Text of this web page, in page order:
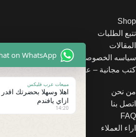
Shop
تتبع الطلبات
المقالات
سياسه الخصوصيه
كتب مجانية – عرب فليكس
من نحن
اتصل بنا
FAQ
اراء العملاء
on WhatsApp
مبيعات عرب فليكس
اهلا وسهلا بحضرتك
ازاي يافندم
14:20